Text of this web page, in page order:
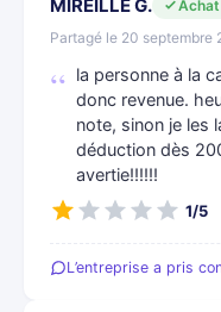
MIREILLE G.
Partagé le 20 septembre
la personne à la
donc revenue.
note, sinon je les
déduction dès
avertie!!!!!!
1/5
L’entreprise a pris